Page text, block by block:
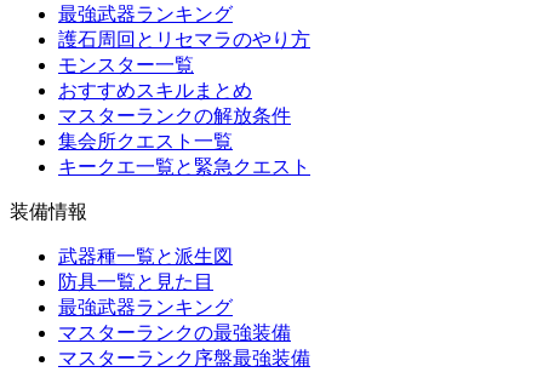
最強武器ランキング
護石周回とリセマラのやり方
モンスター一覧
おすすめスキルまとめ
マスターランクの解放条件
集会所クエスト一覧
キークエ一覧と緊急クエスト
装備情報
武器種一覧と派生図
防具一覧と見た目
最強武器ランキング
マスターランクの最強装備
マスターランク序盤最強装備